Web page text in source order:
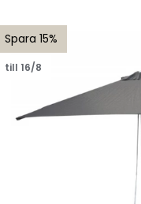
Spara 15%
till 16/8